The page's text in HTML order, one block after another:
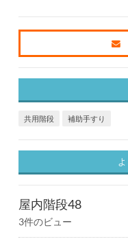
共用階段 補助手すり
屋内階段48
3件のビュー